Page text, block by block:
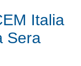
Italia
Sera